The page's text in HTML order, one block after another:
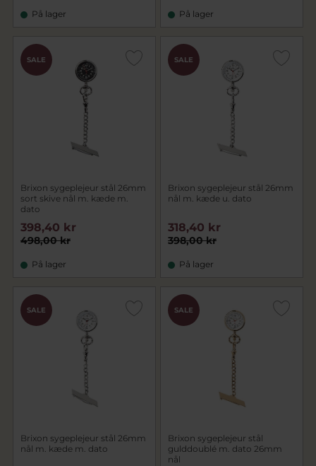
På lager På lager
SALE
Brixon sygeplejeur stål 26mm
sort skive nål m. kæde m.
dato
498,00 kr
398,40 kr
På lager
SALE
Brixon sygeplejeur stål 26mm
nål m. kæde u. dato
398,00 kr
318,40 kr
På lager
SALE
Brixon sygeplejeur stål 26mm
nål m. kæde m. dato
SALE
Brixon sygeplejeur stål
gulddoublé m. dato 26mm
nål